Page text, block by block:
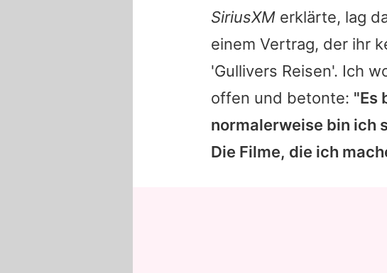
SiriusXM erklärte, lag
einem Vertrag, der ihr
'Gullivers Reisen'. Ich
offen und betonte: "Es
normalerweise bin ich
Die Filme, die ich